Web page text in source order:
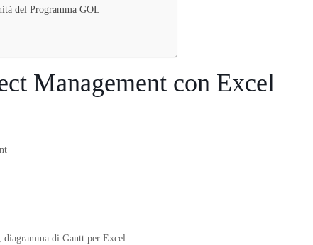
del Programma GOL
Management con Excel
di Gantt per Excel